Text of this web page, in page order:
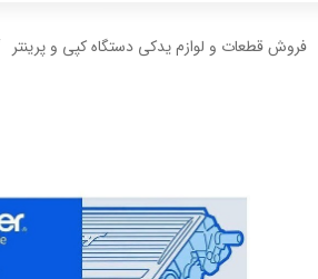
فروش قطعات و لوازم یدکی دستگاه کپی و پرینتر